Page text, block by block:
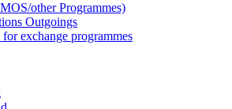
other Programmes)
Outgoings
exchange programmes